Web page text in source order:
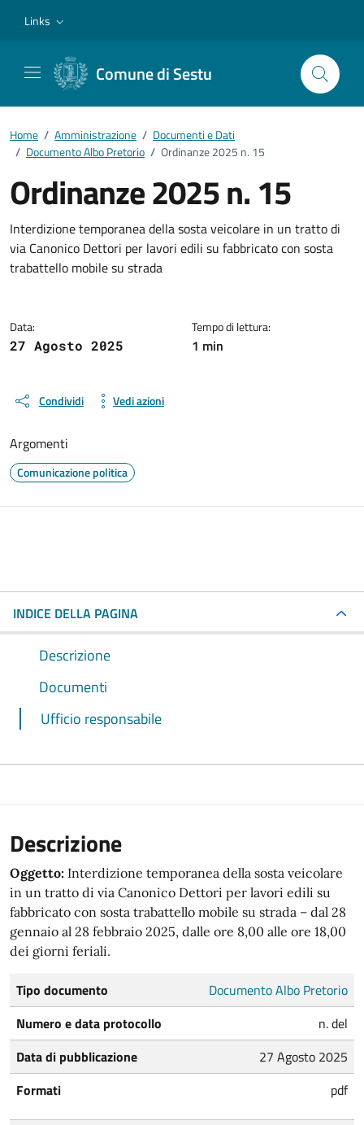
Links
Comune di Sestu
Home / Amministrazione / Documenti e Dati
/ Documento Albo Pretorio / Ordinanze 2025 n. 15
Ordinanze 2025 n. 15
Dettagli del documento
Interdizione temporanea della sosta veicolare in un tratto di
via Canonico Dettori per lavori edili su fabbricato con sosta
trabattello mobile su strada
Data:
27 Agosto 2025
Tempo di lettura:
1 min
Condividi Vedi azioni
Argomenti
Comunicazione politica
INDICE DELLA PAGINA
Descrizione
Documenti
Ufficio responsabile
Descrizione
Oggetto: Interdizione temporanea della sosta veicolare
in un tratto di via Canonico Dettori per lavori edili su
fabbricato con sosta trabattello mobile su strada – dal 28
gennaio al 28 febbraio 2025, dalle ore 8,00 alle ore 18,00
dei giorni feriali.
Tipo documento
Documento Albo Pretorio
Numero e data protocollo
n. del
Data di pubblicazione
27 Agosto 2025
Formati
pdf